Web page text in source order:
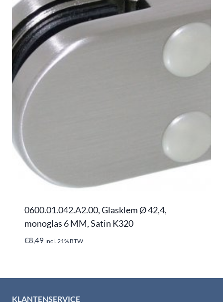
0600.01.042.A2.00, Glasklem Ø 42,4,
monoglas 6 MM, Satin K320
€8,49 incl. 21% BTW
KLANTENSERVICE